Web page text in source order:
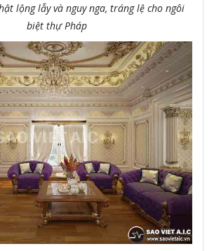
lộng lẫy và nguy nga, tráng lệ cho ngôi
biệt thự Pháp